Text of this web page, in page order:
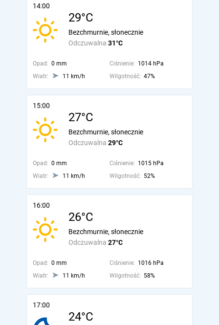
14:00
29°C
Odczuwalna 31°C
Bezchmurnie, słonecznie
Opad: 0 mm Ciśnienie: 1014 hPa
Wiatr:
11 km/h Wilgotność: 47%
15:00
27°C
Odczuwalna 29°C
Bezchmurnie, słonecznie
Opad: 0 mm Ciśnienie: 1015 hPa
Wiatr:
11 km/h Wilgotność: 52%
16:00
26°C
Odczuwalna 27°C
Bezchmurnie, słonecznie
Opad: 0 mm Ciśnienie: 1016 hPa
Wiatr:
11 km/h Wilgotność: 58%
17:00
24°C